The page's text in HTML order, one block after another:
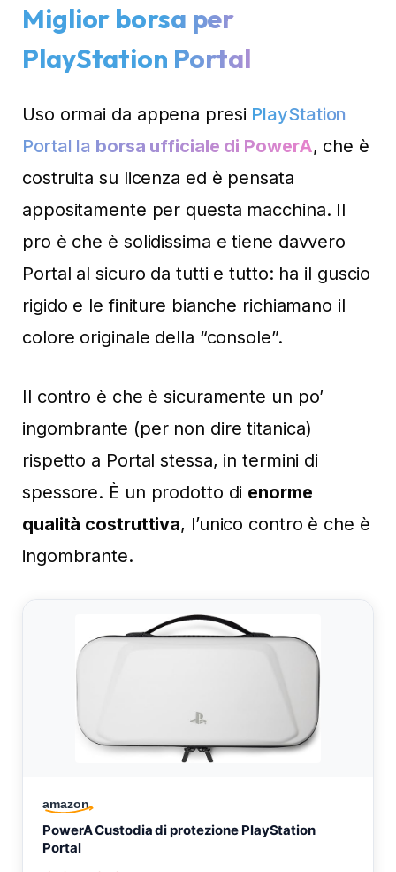
Miglior borsa per
PlayStation Portal
Uso ormai da appena presi PlayStation
Portal la borsa ufficiale di PowerA, che è
costruita su licenza ed è pensata
appositamente per questa macchina. Il
pro è che è solidissima e tiene davvero
Portal al sicuro da tutti e tutto: ha il guscio
rigido e le finiture bianche richiamano il
colore originale della “console”.
Il contro è che è sicuramente un po’
ingombrante (per non dire titanica)
rispetto a Portal stessa, in termini di
spessore. È un prodotto di enorme
qualità costruttiva, l’unico contro è che è
ingombrante.